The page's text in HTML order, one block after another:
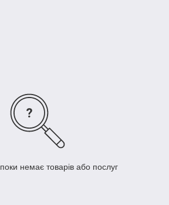
немає товарів або послуг